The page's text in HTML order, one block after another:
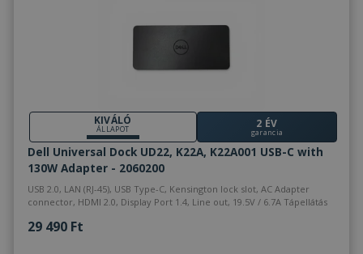
KIVÁLÓ
ÁLLAPOT 2 ÉV
garancia
Dell Universal Dock UD22, K22A, K22A001 USB-C with
130W Adapter - 2060200
USB 2.0, LAN (RJ-45), USB Type-C, Kensington lock slot, AC Adapter
connector, HDMI 2.0, Display Port 1.4, Line out, 19.5V / 6.7A Tápellátás
29 490 Ft